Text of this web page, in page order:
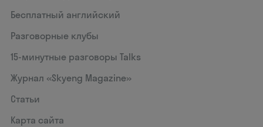
Бесплатный английский
Разговорные клубы
15‑минутные разговоры Talks
Журнал «Skyeng Magazine»
Статьи
Карта сайта